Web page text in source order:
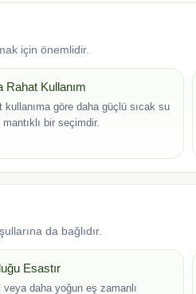
için önemlidir.
Kullanım
göre daha güçlü sıcak su
bir seçimdir.
da bağlıdır.
Esastır
daha yoğun eş zamanlı